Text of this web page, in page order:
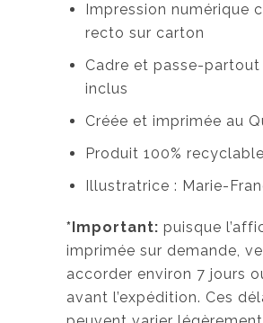
Impression numérique
recto sur carton
Cadre et passe-partout
inclus
Créée et imprimée au
Produit 100% recyclable
Illustratrice : Marie-
*Important: puisque
imprimée sur demande,
accorder environ 7 jours
avant l’expédition. Ces